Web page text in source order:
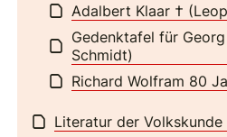
Adalbert Klaar †
Gedenktafel für
Schmidt)
Richard Wolfram 80
Literatur der Volkskunde